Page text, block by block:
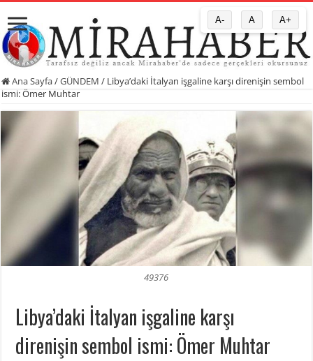
Ana Sayfa/GÜNDEM / Libya’daki İtalyan işgaline karşı direnişin sembol
ismi: Ömer Muhtar
49376
Libya’daki İtalyan işgaline karşı
direnişin sembol ismi: Ömer Muhtar
A- A A+